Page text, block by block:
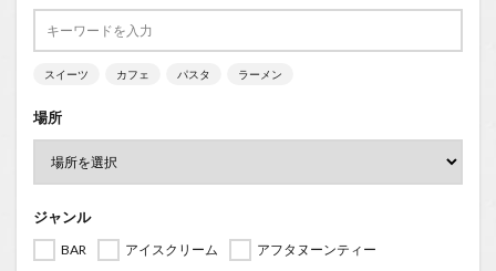
スイーツ カフェ パスタ ラーメン
場所
ジャンル
BAR アイスクリーム
アフタヌーンティー